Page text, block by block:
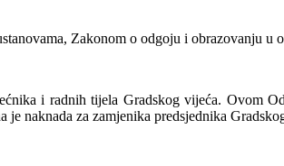
Zakonom o odgoju i obrazovanju
i radnih tijela Gradskog vijeća. Ovom
naknada za zamjenika predsjednika